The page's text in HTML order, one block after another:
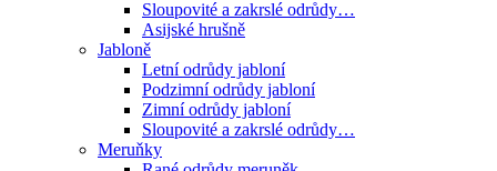
Sloupovité a zakrslé odrůdy…
Asijské hrušně
Jabloně
Letní odrůdy jabloní
Podzimní odrůdy jabloní
Zimní odrůdy jabloní
Sloupovité a zakrslé odrůdy…
Meruňky